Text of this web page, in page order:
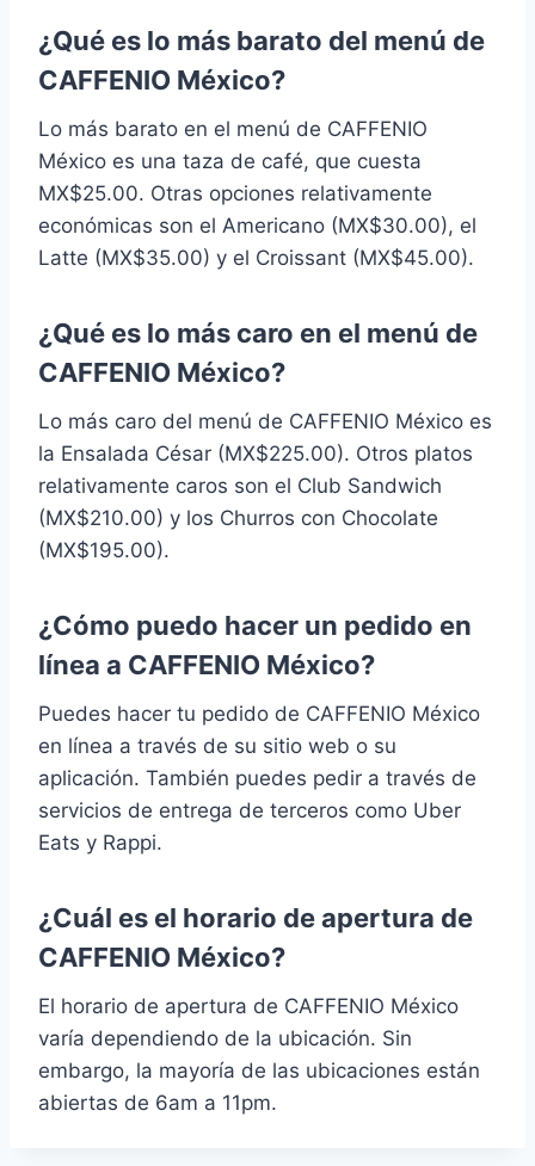
¿Qué es lo más barato del menú de
CAFFENIO México?
Lo más barato en el menú de CAFFENIO
México es una taza de café, que cuesta
MX$25.00. Otras opciones relativamente
económicas son el Americano (MX$30.00), el
Latte (MX$35.00) y el Croissant (MX$45.00).
¿Qué es lo más caro en el menú de
CAFFENIO México?
Lo más caro del menú de CAFFENIO México es
la Ensalada César (MX$225.00). Otros platos
relativamente caros son el Club Sandwich
(MX$210.00) y los Churros con Chocolate
(MX$195.00).
¿Cómo puedo hacer un pedido en
línea a CAFFENIO México?
Puedes hacer tu pedido de CAFFENIO México
en línea a través de su sitio web o su
aplicación. También puedes pedir a través de
servicios de entrega de terceros como Uber
Eats y Rappi.
¿Cuál es el horario de apertura de
CAFFENIO México?
El horario de apertura de CAFFENIO México
varía dependiendo de la ubicación. Sin
embargo, la mayoría de las ubicaciones están
abiertas de 6am a 11pm.